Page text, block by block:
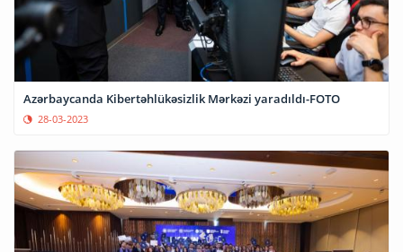
Azərbaycanda Kibertəhlükəsizlik Mərkəzi yaradıldı-FOTO
28-03-2023